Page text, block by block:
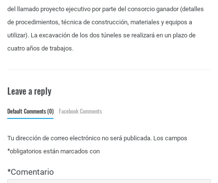
del llamado proyecto ejecutivo por parte del consorcio ganador (detalles
de procedimientos, técnica de construcción, materiales y equipos a
utilizar). La excavación de los dos túneles se realizará en un plazo de
cuatro años de trabajos.
Leave a reply
Default Comments (0) Facebook Comments
Tu dirección de correo electrónico no será publicada. Los campos
obligatorios están marcados con
*
Comentario
*